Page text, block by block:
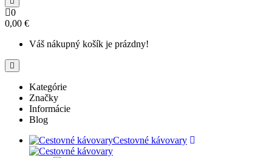
0
0,00 €
Váš nákupný košík je prázdny!
Kategórie
Značky
Informácie
Blog
Cestovné kávovary